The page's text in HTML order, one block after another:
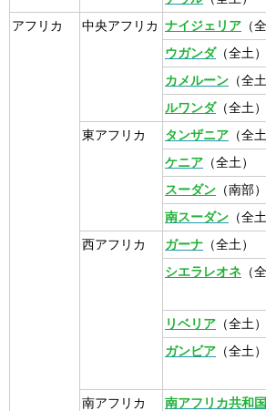
アフリカ
中央アフリカ ナイジェリア （
ウガンダ（全土）
カメルーン （全土
ルワンダ（全土）
東アフリカ
タンザニア （全土
ケニア （全土）
スーダン （南部）
南スーダン （全土
西アフリカ
ガーナ （全土）
シエラレオネ （
リベリア （全土）
ガンビア （全土）
南アフリカ 南アフリカ共和国